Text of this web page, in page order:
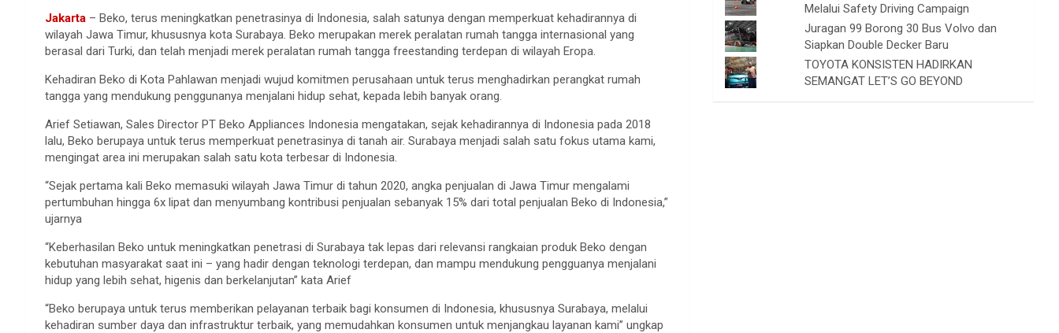
Jakarta – Beko, terus meningkatkan penetrasinya di Indonesia, salah satunya dengan memperkuat kehadirannya di
wilayah Jawa Timur, khususnya kota Surabaya. Beko merupakan merek peralatan rumah tangga internasional yang
berasal dari Turki, dan telah menjadi merek peralatan rumah tangga freestanding terdepan di wilayah Eropa.
Kehadiran Beko di Kota Pahlawan menjadi wujud komitmen perusahaan untuk terus menghadirkan perangkat rumah
tangga yang mendukung penggunanya menjalani hidup sehat, kepada lebih banyak orang.
Arief Setiawan, Sales Director PT Beko Appliances Indonesia mengatakan, sejak kehadirannya di Indonesia pada 2018
lalu, Beko berupaya untuk terus memperkuat penetrasinya di tanah air. Surabaya menjadi salah satu fokus utama kami,
mengingat area ini merupakan salah satu kota terbesar di Indonesia.
“Sejak pertama kali Beko memasuki wilayah Jawa Timur di tahun 2020, angka penjualan di Jawa Timur mengalami
pertumbuhan hingga 6x lipat dan menyumbang kontribusi penjualan sebanyak 15% dari total penjualan Beko di Indonesia,”
ujarnya
“Keberhasilan Beko untuk meningkatkan penetrasi di Surabaya tak lepas dari relevansi rangkaian produk Beko dengan
kebutuhan masyarakat saat ini – yang hadir dengan teknologi terdepan, dan mampu mendukung pengguanya menjalani
hidup yang lebih sehat, higenis dan berkelanjutan” kata Arief
“Beko berupaya untuk terus memberikan pelayanan terbaik bagi konsumen di Indonesia, khususnya Surabaya, melalui
kehadiran sumber daya dan infrastruktur terbaik, yang memudahkan konsumen untuk menjangkau layanan kami” ungkap
Melalui Safety Driving Campaign
Juragan 99 Borong 30 Bus Volvo dan
Siapkan Double Decker Baru
TOYOTA KONSISTEN HADIRKAN
SEMANGAT LET’S GO BEYOND